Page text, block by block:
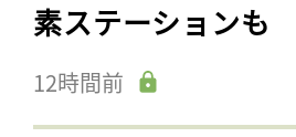
素ステーションも
12時間前